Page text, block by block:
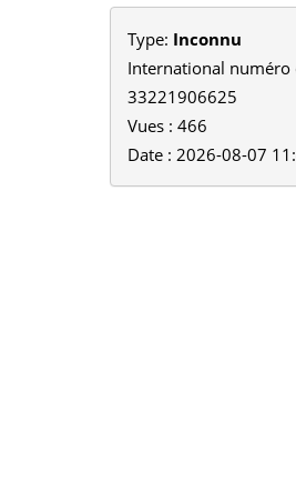
Type: Inconnu
International numéro
33221906625
Vues : 466
Date : 2026-08-07